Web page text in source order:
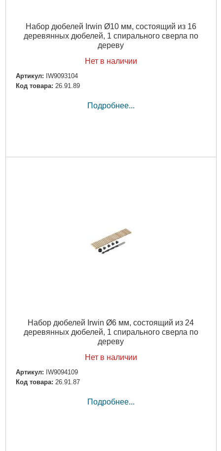
Набор дюбелей Irwin Ø10 мм, состоящий из 16
деревянных дюбелей, 1 спирального сверла по
дереву
Нет в наличии
Артикул: IW9093104
Код товара: 26.91.89
Подробнее...
Набор дюбелей Irwin Ø6 мм, состоящий из 24
деревянных дюбелей, 1 спирального сверла по
дереву
Нет в наличии
Артикул: IW9094109
Код товара: 26.91.87
Подробнее...